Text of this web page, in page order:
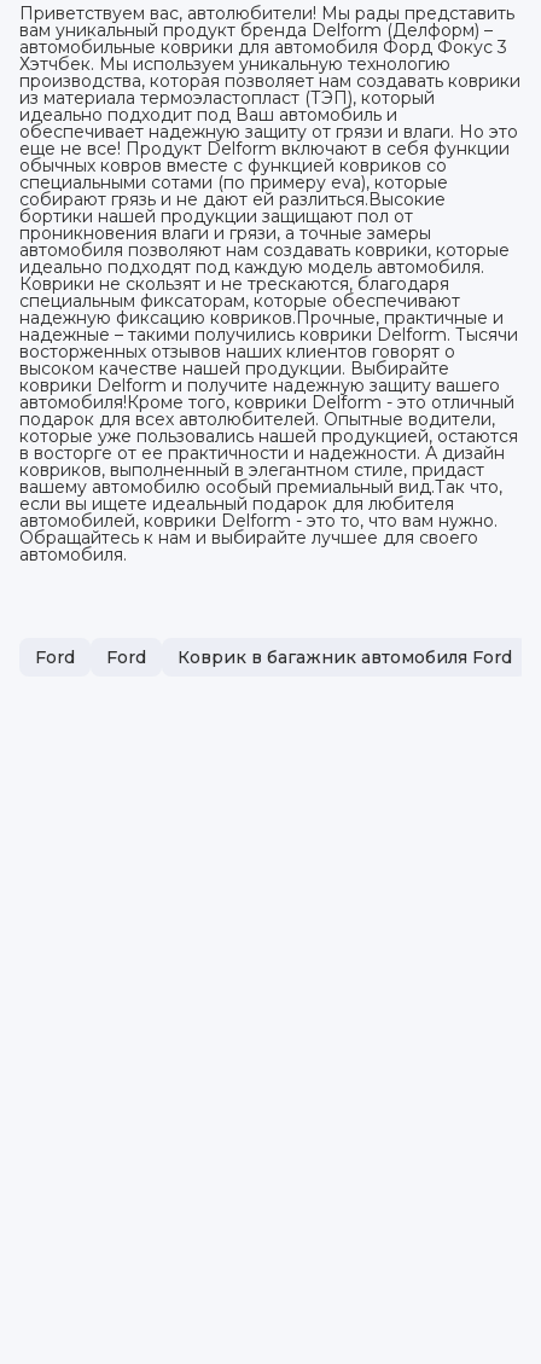
Приветствуем вас, автолюбители! Мы рады представить
вам уникальный продукт бренда Delform (Делформ) –
автомобильные коврики для автомобиля Форд Фокус 3
Хэтчбек. Мы используем уникальную технологию
производства, которая позволяет нам создавать коврики
из материала термоэластопласт (ТЭП), который
идеально подходит под Ваш автомобиль и
обеспечивает надежную защиту от грязи и влаги. Но это
еще не все! Продукт Delform включают в себя функции
обычных ковров вместе с функцией ковриков со
специальными сотами (по примеру eva), которые
собирают грязь и не дают ей разлиться.Высокие
бортики нашей продукции защищают пол от
проникновения влаги и грязи, а точные замеры
автомобиля позволяют нам создавать коврики, которые
идеально подходят под каждую модель автомобиля.
Коврики не скользят и не трескаются, благодаря
специальным фиксаторам, которые обеспечивают
надежную фиксацию ковриков.Прочные, практичные и
надежные – такими получились коврики Delform. Тысячи
восторженных отзывов наших клиентов говорят о
высоком качестве нашей продукции. Выбирайте
коврики Delform и получите надежную защиту вашего
автомобиля!Кроме того, коврики Delform - это отличный
подарок для всех автолюбителей. Опытные водители,
которые уже пользовались нашей продукцией, остаются
в восторге от ее практичности и надежности. А дизайн
ковриков, выполненный в элегантном стиле, придаст
вашему автомобилю особый премиальный вид.Так что,
если вы ищете идеальный подарок для любителя
автомобилей, коврики Delform - это то, что вам нужно.
Обращайтесь к нам и выбирайте лучшее для своего
автомобиля.
Ford Ford Коврик в багажник автомобиля Ford